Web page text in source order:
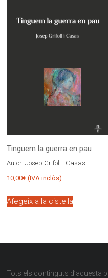
Tinguem la guerra en pau
Autor: Josep Grifoll i Casas
10,00€ (IVA inclòs)
Afegeix a la cistella
Tots els continguts d’aquesta